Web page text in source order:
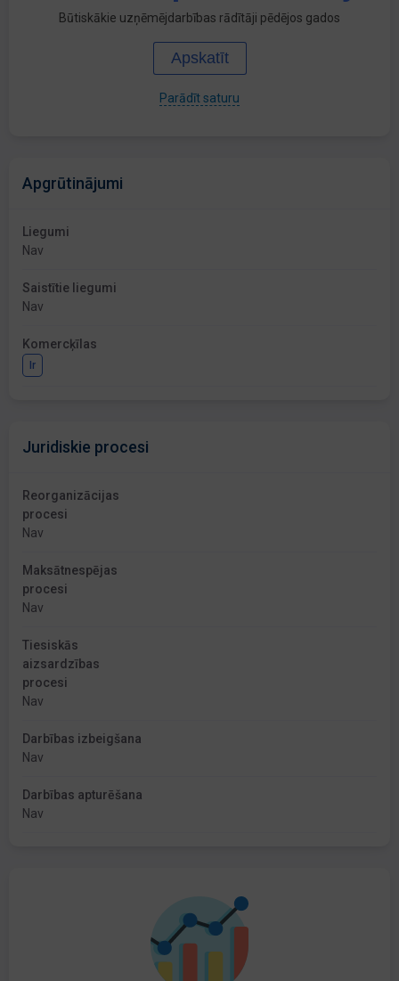
Būtiskākie uzņēmējdarbības rādītāji pēdējos gados
Apskatīt
Parādīt saturu
Apgrūtinājumi
Liegumi
Nav
Saistītie liegumi
Nav
Komercķīlas
Ir
Juridiskie procesi
Reorganizācijas
procesi
Nav
Maksātnespējas
procesi
Nav
Tiesiskās
aizsardzības
procesi
Nav
Darbības izbeigšana
Nav
Darbības apturēšana
Nav